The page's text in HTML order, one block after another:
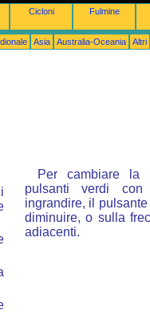
Cicloni Fulmine
Asia Australia-Oceania Altri
Per cambiare
pulsanti verdi
ingrandire, il
diminuire, o sulla
adiacenti.